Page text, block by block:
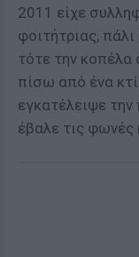
2011 είχε
φοιτήτριας,
τότε την κοπέλα
πίσω από ένα
εγκατέλειψε
έβαλε τις φωνές